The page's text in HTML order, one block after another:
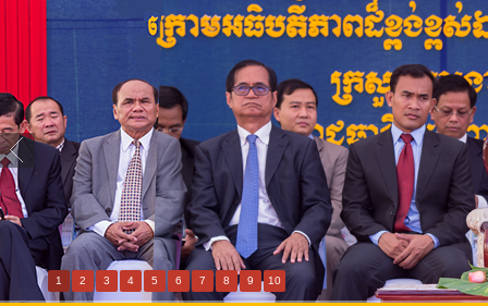
1 2 3 4 5 6 7 8 9 10